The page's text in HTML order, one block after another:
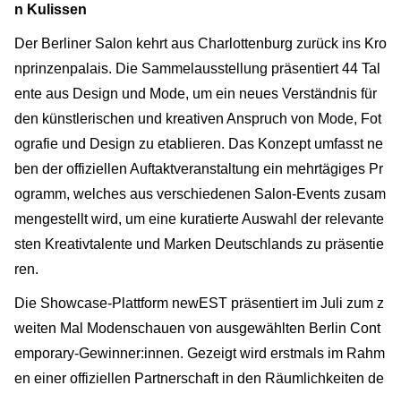
n Kulissen
Der Berliner Salon kehrt aus Charlottenburg zurück ins Kro
nprinzenpalais. Die Sammelausstellung präsentiert 44 Tal
ente aus Design und Mode, um ein neues Verständnis für
den künstlerischen und kreativen Anspruch von Mode, Fot
ografie und Design zu etablieren. Das Konzept umfasst ne
ben der offiziellen Auftaktveranstaltung ein mehrtägiges Pr
ogramm, welches aus verschiedenen Salon-Events zusam
mengestellt wird, um eine kuratierte Auswahl der relevante
sten Kreativtalente und Marken Deutschlands zu präsentie
ren.
Die Showcase-Plattform newEST präsentiert im Juli zum z
weiten Mal Modenschauen von ausgewählten Berlin Cont
emporary-Gewinner:innen. Gezeigt wird erstmals im Rahm
en einer offiziellen Partnerschaft in den Räumlichkeiten de